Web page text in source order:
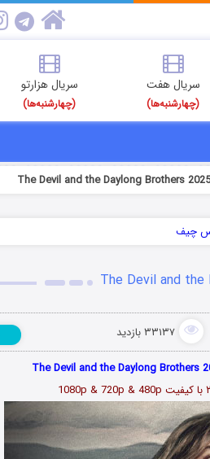
سریال هفت
(چهارشنبه‌ها)
سریال هزارتو
(چهارشنبه‌ها)
۳۳۱۳۷ بازدید